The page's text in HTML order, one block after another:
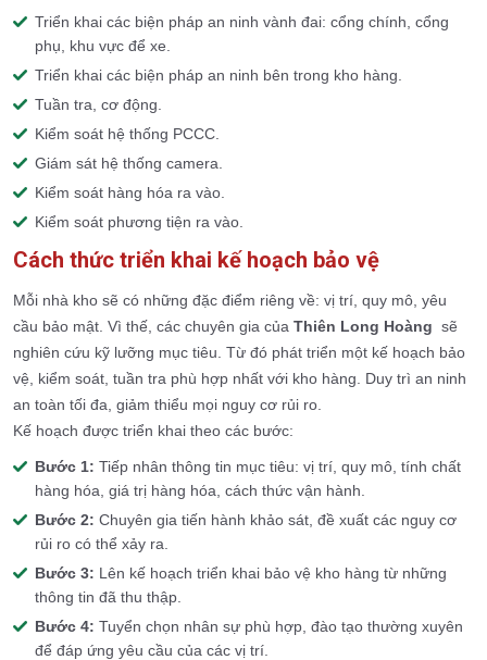
Triển khai các biện pháp an ninh vành đai: cổng chính, cổng
phụ, khu vực để xe.
Triển khai các biện pháp an ninh bên trong kho hàng.
Tuần tra, cơ động.
Kiểm soát hệ thống PCCC.
Giám sát hệ thống camera.
Kiểm soát hàng hóa ra vào.
Kiểm soát phương tiện ra vào.
Cách thức triển khai kế hoạch bảo vệ
Mỗi nhà kho sẽ có những đặc điểm riêng về: vị trí, quy mô, yêu
cầu bảo mật. Vì thế, các chuyên gia của Thiên Long Hoàng sẽ
nghiên cứu kỹ lưỡng mục tiêu. Từ đó phát triển một kế hoạch bảo
vệ, kiểm soát, tuần tra phù hợp nhất với kho hàng. Duy trì an ninh
an toàn tối đa, giảm thiểu mọi nguy cơ rủi ro.
Kế hoạch được triển khai theo các bước:
Bước 1: Tiếp nhân thông tin mục tiêu: vị trí, quy mô, tính chất
hàng hóa, giá trị hàng hóa, cách thức vận hành.
Bước 2: Chuyên gia tiến hành khảo sát, đề xuất các nguy cơ
rủi ro có thể xảy ra.
Bước 3: Lên kế hoạch triển khai bảo vệ kho hàng từ những
thông tin đã thu thập.
Bước 4: Tuyển chọn nhân sự phù hợp, đào tạo thường xuyên
để đáp ứng yêu cầu của các vị trí.